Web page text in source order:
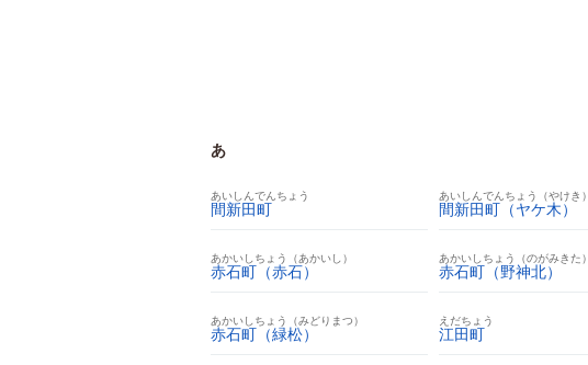
あ
あいしんでんちょう
間新田町
あいしんでんちょう（やけき）
間新田町（ヤケ木）
あかいしちょう（あかいし）
赤石町（赤石）
あかいしちょう（のがみきた）
赤石町（野神北）
あかいしちょう（みどりまつ）
赤石町（緑松）
えだちょう
江田町